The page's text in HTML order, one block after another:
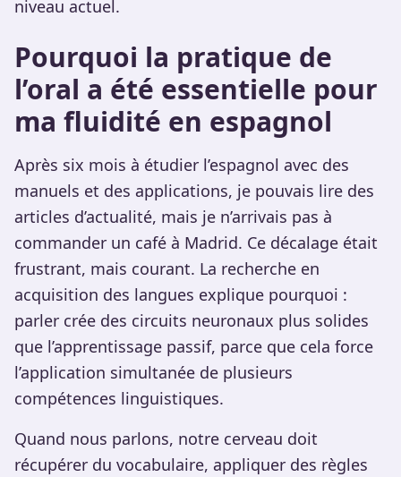
niveau actuel.
Pourquoi la pratique de
l’oral a été essentielle pour
ma fluidité en espagnol
Après six mois à étudier l’espagnol avec des
manuels et des applications, je pouvais lire des
articles d’actualité, mais je n’arrivais pas à
commander un café à Madrid. Ce décalage était
frustrant, mais courant. La recherche en
acquisition des langues explique pourquoi :
parler crée des circuits neuronaux plus solides
que l’apprentissage passif, parce que cela force
l’application simultanée de plusieurs
compétences linguistiques.
Quand nous parlons, notre cerveau doit
récupérer du vocabulaire, appliquer des règles